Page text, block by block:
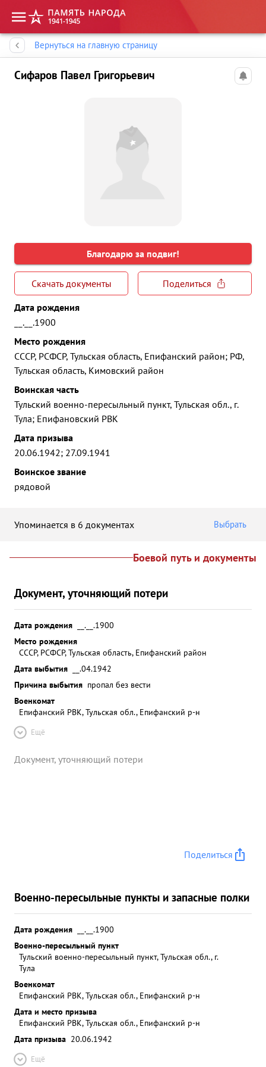
Вернуться на главную страницу
Сифаров Павел Григорьевич
Благодарю за подвиг!
Скачать документы
Поделиться
Дата рождения
__.__.1900
Место рождения
СССР, РСФСР, Тульская область, Епифанский район; РФ,
Тульская область, Кимовский район
Воинская часть
Тульский военно-пересыльный пункт, Тульская обл., г.
Тула; Епифановский РВК
Дата призыва
20.06.1942; 27.09.1941
Воинское звание
рядовой
Упоминается в 6 документах Выбрать
Боевой путь и документы
Документ, уточняющий потери
Дата рождения
__.__.1900
Место рождения
СССР, РСФСР, Тульская область, Епифанский район
Дата выбытия
__.04.1942
Причина выбытия пропал без вести
Военкомат
Епифанский РВК, Тульская обл., Епифанский р-н
Ещё
Документ, уточняющий потери
Поделиться
Военно-пересыльные пункты и запасные полки
Дата рождения
__.__.1900
Военно-пересыльный пункт
Тульский военно-пересыльный пункт, Тульская обл., г.
Тула
Военкомат
Епифанский РВК, Тульская обл., Епифанский р-н
Дата и место призыва
Епифанский РВК, Тульская обл., Епифанский р-н
Дата призыва 20.06.1942
Ещё
Память народа